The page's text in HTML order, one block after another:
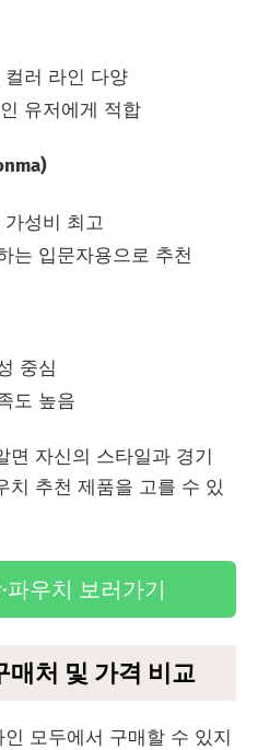
러 라인 다양
유저에게 적합
성비 최고
는 입문자용으로 추천
중심
도 높음
면 자신의 스타일과 경기
치 추천 제품을 고를 수 있
파우치 보러가기
매처 및 가격 비교
모두에서 구매할 수 있지